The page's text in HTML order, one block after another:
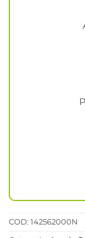
COD: 142562000N